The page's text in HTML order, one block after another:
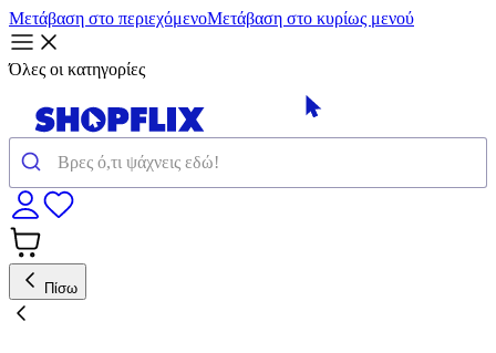
Μετάβαση στο περιεχόμενοΜετάβαση στο κυρίως μενού
Όλες οι κατηγορίες
Πίσω